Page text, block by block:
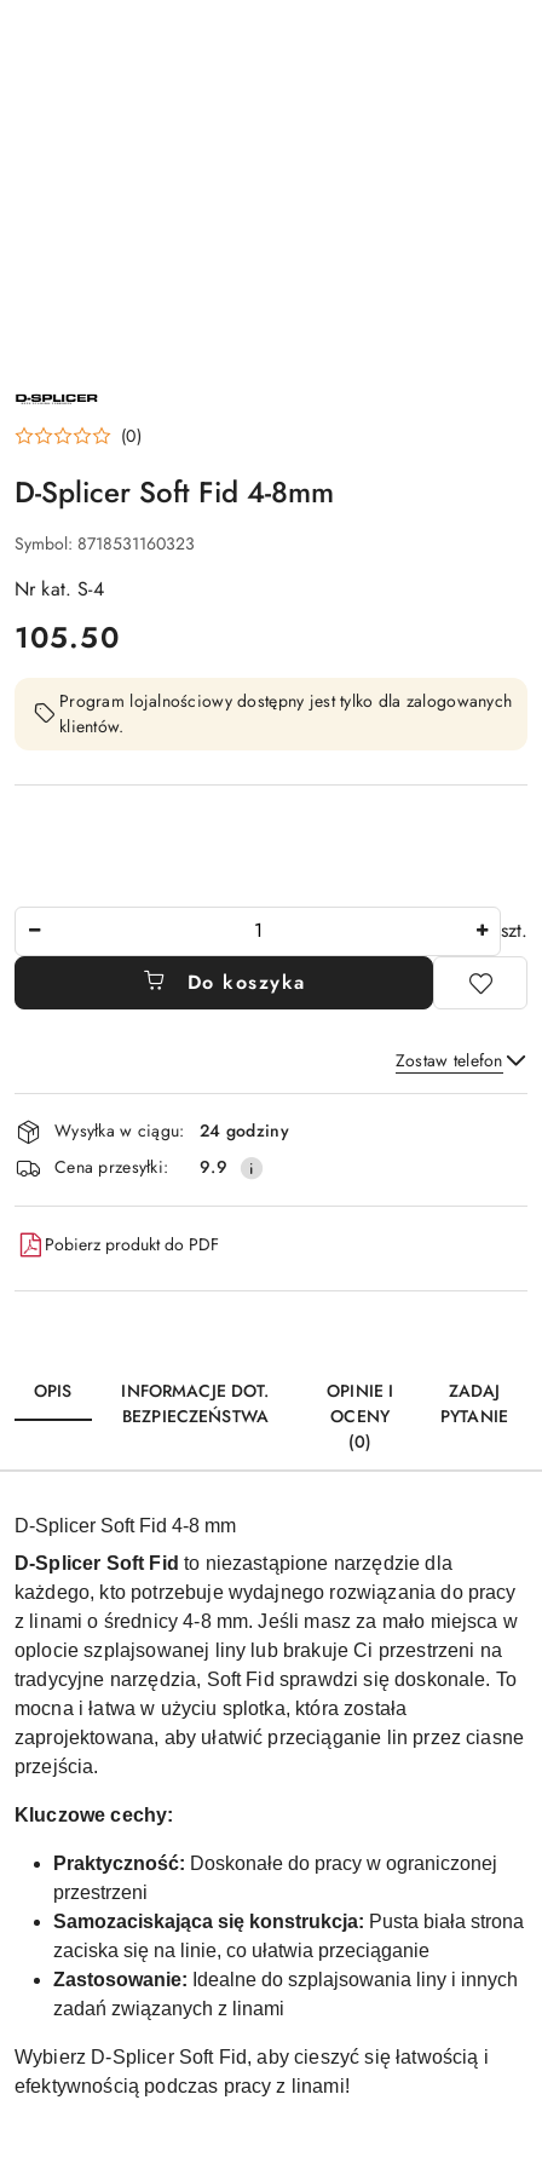
NAZWA
PRODUCENTA:
D-
SPLICER (0)
D-Splicer Soft Fid 4-8mm
Symbol: 8718531160323
Nr kat. S-4
cena:
105.50
Program lojalnościowy dostępny jest tylko dla zalogowanych
klientów.
szt.
Do koszyka
Zostaw telefon
Wyślij
Dostępność
i
dostawa
Wysyłka w ciągu:
24 godziny
Cena przesyłki:
9.9
Pobierz produkt do PDF
OPIS
INFORMACJE DOT.
BEZPIECZEŃSTWA
OPINIE I
OCENY
(0)
ZADAJ
PYTANIE
D-Splicer Soft Fid 4-8 mm
D-Splicer Soft Fid to niezastąpione narzędzie dla
każdego, kto potrzebuje wydajnego rozwiązania do pracy
z linami o średnicy 4-8 mm. Jeśli masz za mało miejsca w
oplocie szplajsowanej liny lub brakuje Ci przestrzeni na
tradycyjne narzędzia, Soft Fid sprawdzi się doskonale. To
mocna i łatwa w użyciu splotka, która została
zaprojektowana, aby ułatwić przeciąganie lin przez ciasne
przejścia.
Kluczowe cechy:
Praktyczność: Doskonałe do pracy w ograniczonej
przestrzeni
Samozaciskająca się konstrukcja: Pusta biała strona
zaciska się na linie, co ułatwia przeciąganie
Zastosowanie: Idealne do szplajsowania liny i innych
zadań związanych z linami
Wybierz D-Splicer Soft Fid, aby cieszyć się łatwością i
efektywnością podczas pracy z linami!